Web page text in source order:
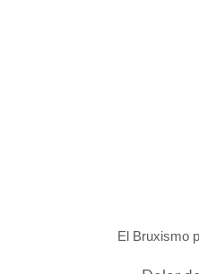
El Bruxismo